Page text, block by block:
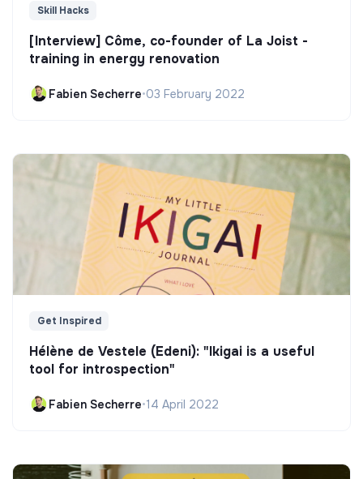
Skill Hacks
[Interview] Côme, co-founder of La Joist -
training in energy renovation
Fabien Secherre•03 February 2022
Get Inspired
Hélène de Vestele (Edeni): "Ikigai is a useful
tool for introspection"
Fabien Secherre•14 April 2022